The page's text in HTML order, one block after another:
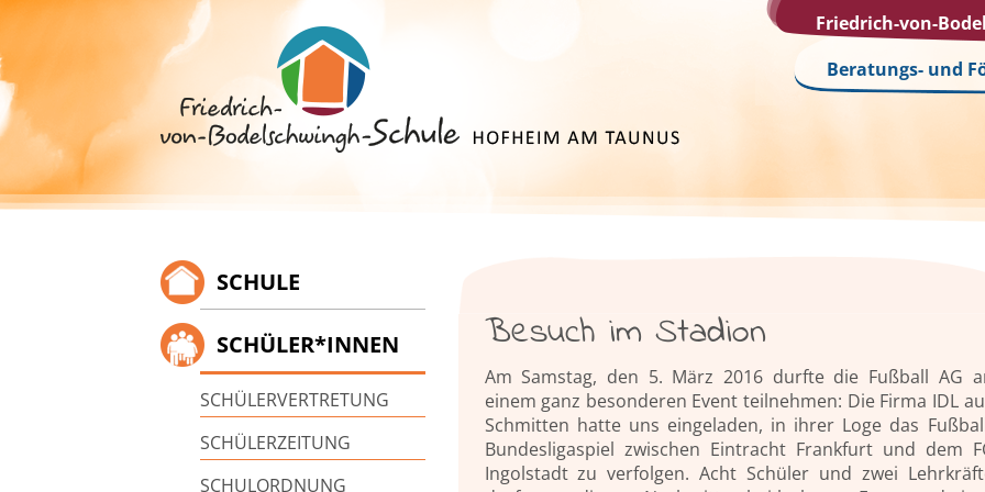
Springe
Inhalt
Friedrich-von-
Beratungs- und
SCHULE
SCHÜLER*INNEN
SCHÜLERVERTRETUNG
SCHÜLERZEITUNG
SCHULORDNUNG
Besuch im Stadion
Am Samstag, den 5. März 2016 durfte die Fußball AG
einem ganz besonderen Event teilnehmen: Die Firma IDL
Schmitten hatte uns eingeladen, in ihrer Loge das
Bundesligaspiel zwischen Eintracht Frankfurt und dem
Ingolstadt zu verfolgen. Acht Schüler und zwei